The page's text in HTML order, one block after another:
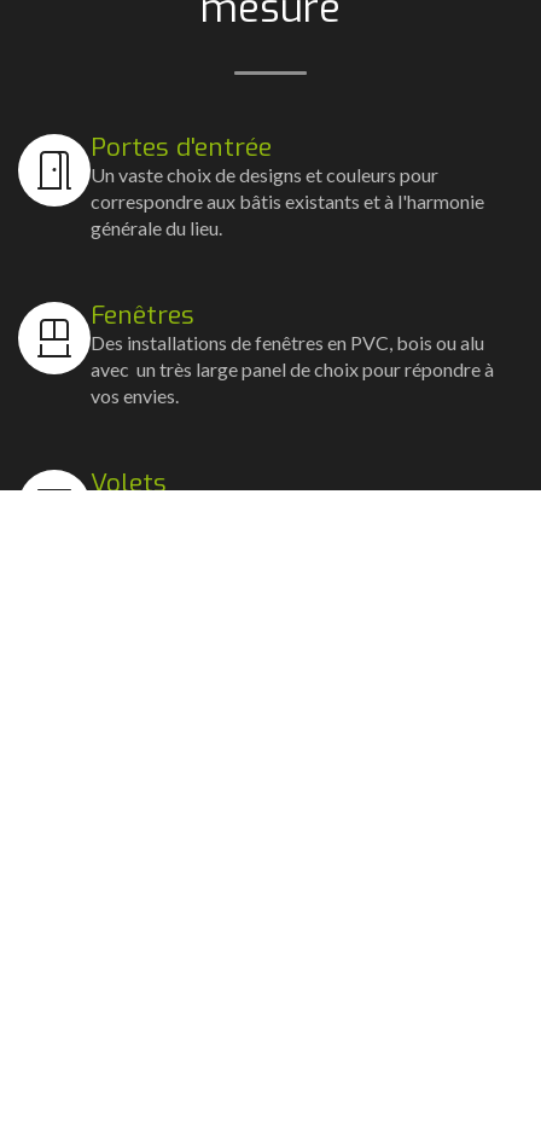
Portes d'entrée
Un vaste choix de designs et couleurs pour
correspondre aux bâtis existants et à l'harmonie
générale du lieu.
Fenêtres
Des installations de fenêtres en PVC, bois ou alu
avec un très large panel de choix pour répondre à
vos envies.
Volets